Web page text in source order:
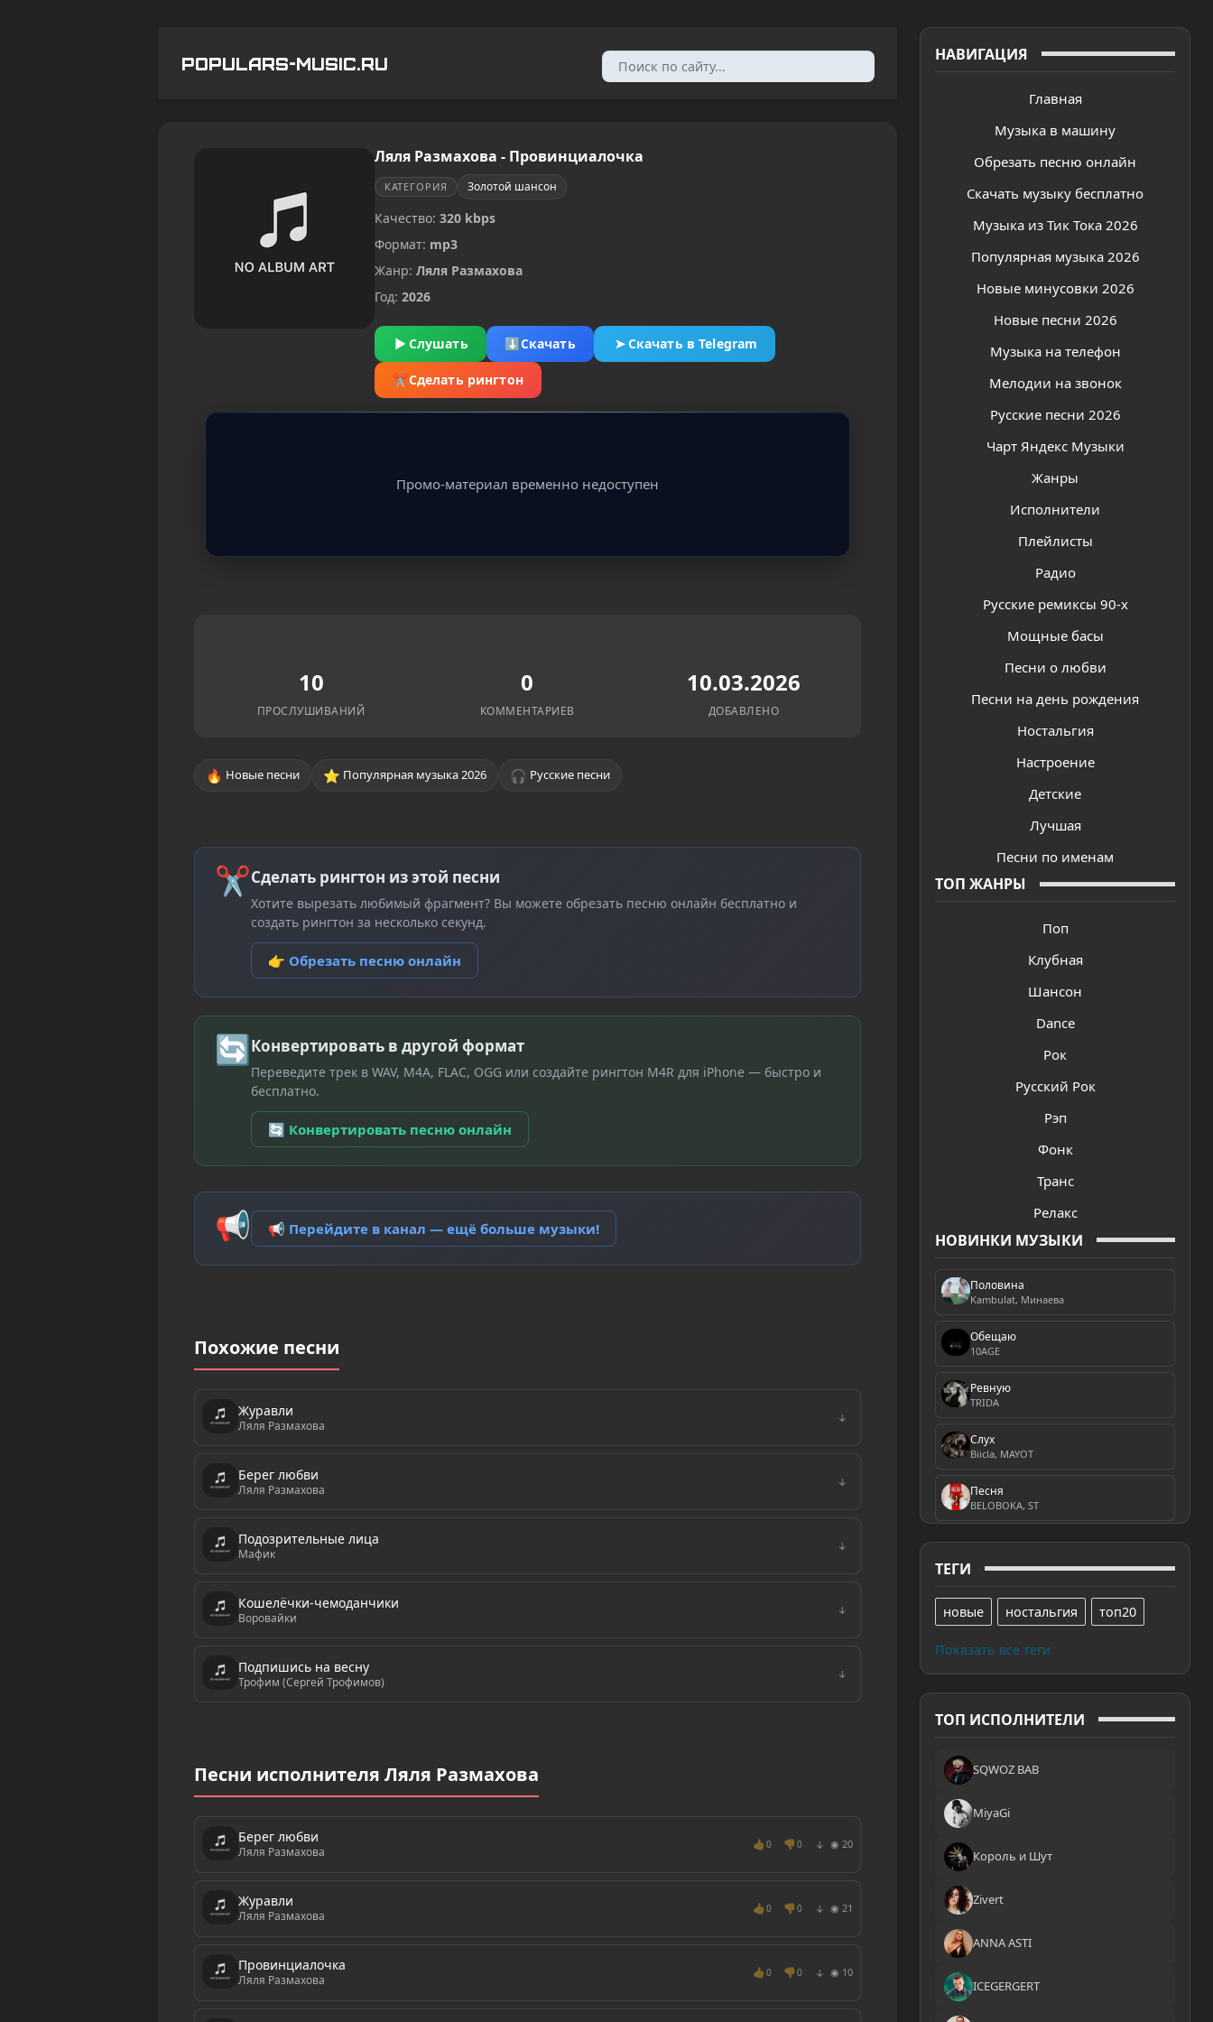
POPULARS-MUSIC.RU НАВИГАЦИЯ
Главная
Музыка в машину
Обрезать песню онлайн
Скачать музыку бесплатно
Музыка из Тик Тока 2026
Популярная музыка 2026
Новые минусовки 2026
Новые песни 2026
Музыка на телефон
Мелодии на звонок
Русские песни 2026
Чарт Яндекс Музыки
Жанры
Исполнители
Плейлисты
Радио
Русские ремиксы 90-х
Мощные басы
Песни о любви
Песни на день рождения
Ностальгия
Настроение
Детские
Лучшая
Песни по именам
ТОП ЖАНРЫ
Поп
Клубная
Шансон
Dance
Рок
Русский Рок
Рэп
Фонк
Транс
Релакс
НОВИНКИ МУЗЫКИ
Половина
Kambulat, Минаева
Обещаю
10AGE
Ревную
TRIDA
Слух
Biicla, MAYOT
Песня
BELOBOKA, ST
ТЕГИ
новые ностальгия топ20
Показать все теги
ТОП ИСПОЛНИТЕЛИ
SQWOZ BAB
MiyaGi
Король и Шут
Zivert
ANNA ASTI
ICEGERGERT
Ляля Размахова - Провинциалочка
КАТЕГОРИЯ Золотой шансон
Качество: 320 kbps
Формат: mp3
Жанр: Ляля Размахова
Год: 2026
▶ Слушать ⬇Скачать ➤Скачать в Telegram
✂Сделать рингтон
Промо-материал временно недоступен
10
ПРОСЛУШИВАНИЙ
0
КОММЕНТАРИЕВ
10.03.2026
ДОБАВЛЕНО
🔥 Новые песни ⭐ Популярная музыка 2026 🎧 Русские песни
✂Сделать рингтон из этой песни
Хотите вырезать любимый фрагмент? Вы можете обрезать песню онлайн бесплатно и
создать рингтон за несколько секунд.
👉 Обрезать песню онлайн
🔄Конвертировать в другой формат
Переведите трек в WAV, M4A, FLAC, OGG или создайте рингтон M4R для iPhone — быстро и
бесплатно.
🔄 Конвертировать песню онлайн
📢 📢 Перейдите в канал — ещё больше музыки!
Похожие песни
Журавли
Ляля Размахова ↓
Берег любви
Ляля Размахова ↓
Подозрительные лица
Мафик ↓
Кошелёчки-чемоданчики
Воровайки ↓
Подпишись на весну
Трофим (Сергей Трофимов) ↓
Песни исполнителя Ляля Размахова
Берег любви
Ляля Размахова
👍 0 👎 0 ↓ ◉ 20
Журавли
Ляля Размахова
👍 0 👎 0 ↓ ◉ 21
Провинциалочка
Ляля Размахова
👍 0 👎 0 ↓ ◉ 10